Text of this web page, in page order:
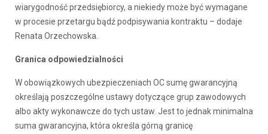
wiarygodność przedsiębiorcy, a niekiedy może być wymagane
w procesie przetargu bądź podpisywania kontraktu – dodaje
Renata Orzechowska.
Granica odpowiedzialności
W obowiązkowych ubezpieczeniach OC sumę gwarancyjną
określają poszczególne ustawy dotyczące grup zawodowych
albo akty wykonawcze do tych ustaw. Jest to jednak minimalna
suma gwarancyjna, która określa górną granicę